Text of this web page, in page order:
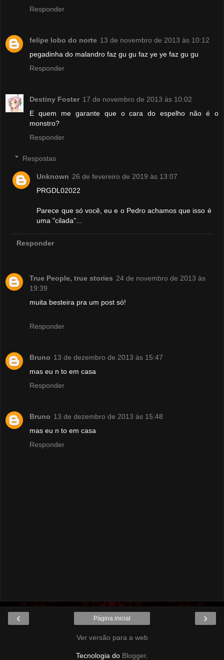
Responder
felipe lobo do norte 13 de novembro de 2013 às 10:12
pegadinha do malandro faz gu gu faz ye ye faz gu gu
Responder
Destiny Foster 17 de novembro de 2013 às 10:02
E quem me garante que o cara do espelho não é o
monstro?
Responder
Respostas
Unknown 26 de fevereiro de 2019 às 13:07
PRGDL02022
Parece que só você, eu e o Pedro achamos que isso é
uma "cilada"...
Responder
True People, true stories 24 de novembro de 2013 às
19:39
muita besteira pra um post só!
Responder
Bruno 13 de dezembro de 2013 às 15:47
mas eu n to em casa
Responder
Bruno 13 de dezembro de 2013 às 15:48
mas eu n to em casa
Responder
‹ ›
Página inicial
Ver versão para a web
Tecnologia do Blogger.